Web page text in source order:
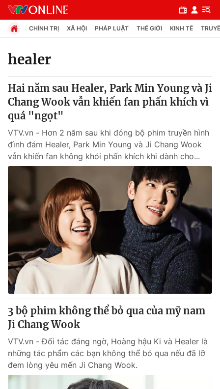
Chuyên mục
Chính trị
Pháp luật
Thế giới
Tin tức
Thế giới đó đây
Câu chuyện quốc tế
Kinh tế
Tài chính
Thị trường
Góc doanh nghiệp
Dữ liệu và đời sống
Truyền hình
Phim VTV
Hậu trường
Nhân vật
Khán giả
Giải trí
Điện ảnh
Âm nhạc
Đời sống
Du lịch
Giáo dục
CHÍNH TRỊ XÃ HỘI PHÁP LUẬT THẾ GIỚI KINH TẾ
healer
Hai năm sau Healer, Park Min Young và Ji
Chang Wook vẫn khiến fan phấn khích vì
quá "ngọt"
VTV.vn - Hơn 2 năm sau khi đóng bộ phim truyền hình
đình đám Healer, Park Min Young và Ji Chang Wook
vẫn khiến fan không khỏi phấn khích khi dành cho...
3 bộ phim không thể bỏ qua của mỹ nam
Ji Chang Wook
VTV.vn - Đối tác đáng ngờ, Hoàng hậu Ki và Healer là
những tác phẩm các bạn không thể bỏ qua nếu đã lỡ
đem lòng yêu mến Ji Chang Wook.